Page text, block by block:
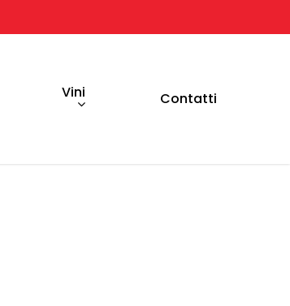
Vini Contatti